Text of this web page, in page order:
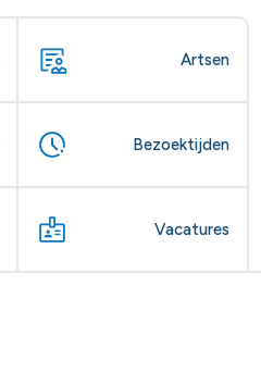
Artsen
Bezoektijden
Vacatures